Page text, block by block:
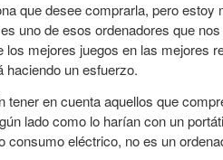
que desee comprarla, pero estoy
uno de esos ordenadores que
los mejores juegos en las mejores
haciendo un esfuerzo.
en cuenta aquellos que
lado como lo harían con un
eléctrico, no es un